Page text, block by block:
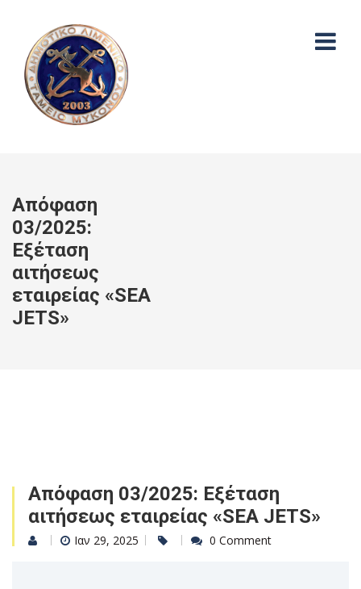
Απόφαση
03/2025:
Εξέταση
αιτήσεως
εταιρείας «SEA
JETS»
Απόφαση 03/2025: Εξέταση
αιτήσεως εταιρείας «SEA JETS»
Ιαν 29, 2025 0 Comment